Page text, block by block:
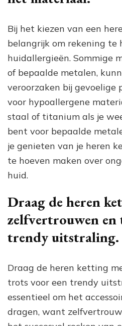
Bij het kiezen van een
belangrijk om rekening te
huidallergieën. Sommige
of bepaalde metalen,
veroorzaken bij gevoelige
voor hypoallergene
staal of titanium als je
bent voor bepaalde
je genieten van je heren
te hoeven maken over
huid.
Draag de heren
zelfvertrouwen en
trendy uitstraling.
Draag de heren ketting
trots voor een trendy
essentieel om het
dragen, want